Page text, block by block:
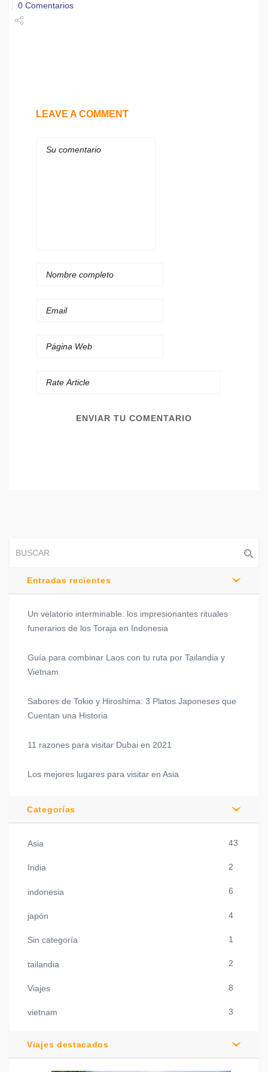
0 Comentarios
LEAVE A COMMENT
Entradas recientes
Un velatorio interminable: los impresionantes rituales
funerarios de los Toraja en Indonesia
Guía para combinar Laos con tu ruta por Tailandia y
Vietnam
Sabores de Tokio y Hiroshima: 3 Platos Japoneses que
Cuentan una Historia
11 razones para visitar Dubai en 2021
Los mejores lugares para visitar en Asia
Categorías
Asia 43
India 2
indonesia 6
japón 4
Sin categoría 1
tailandia 2
Viajes 8
vietnam 3
Viajes destacados